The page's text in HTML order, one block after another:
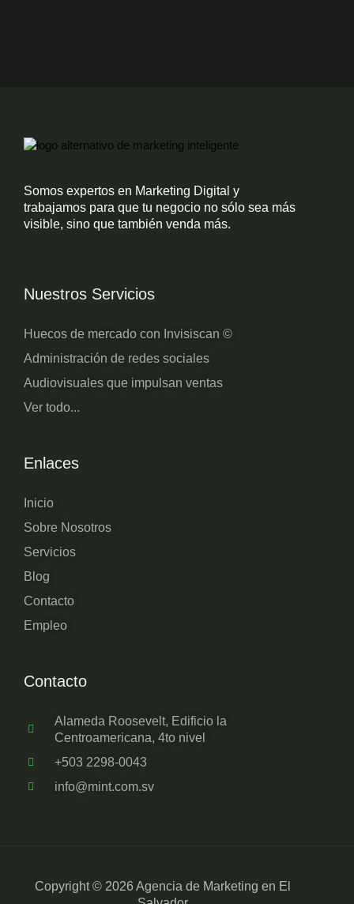
Contacto
Alameda Roosevelt, Edificio la
Centroamericana, 4to nivel
+503 2298-0043
info@mint.com.sv
Enlaces
Inicio
Sobre Nosotros
Servicios
Blog
Contacto
Empleo
Nuestros Servicios
Huecos de mercado con Invisiscan ©
Administración de redes sociales
Audiovisuales que impulsan ventas
Ver todo...
Somos expertos en Marketing Digital y
trabajamos para que tu negocio no sólo sea más
visible, sino que también venda más.
Copyright © 2026 Agencia de Marketing en El